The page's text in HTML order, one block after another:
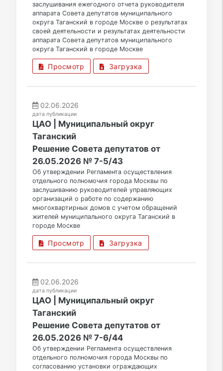
заслушивания ежегодного отчета руководителя
аппарата Совета депутатов муниципального
округа Таганский в городе Москве о результатах
своей деятельности и результатах деятельности
аппарата Совета депутатов муниципального
округа Таганский в городе Москве
Просмотр Загрузка
02.06.2026
дата публикации
ЦАО | Муниципальный округ
Таганский
Решение Совета депутатов от
26.05.2026 № 7-5/43
Об утверждении Регламента осуществления
отдельного полномочия города Москвы по
заслушиванию руководителей управляющих
организаций о работе по содержанию
многоквартирных домов с учетом обращений
жителей муниципального округа Таганский в
городе Москве
Просмотр Загрузка
02.06.2026
дата публикации
ЦАО | Муниципальный округ
Таганский
Решение Совета депутатов от
26.05.2026 № 7-6/44
Об утверждении Регламента осуществления
отдельного полномочия города Москвы по
согласованию установки ограждающих